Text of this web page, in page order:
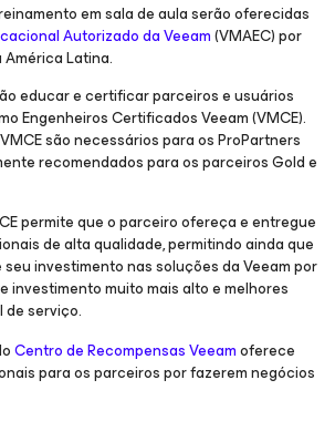
em sala de aula serão oferecidas
Autorizado da Veeam(VMAEC) por
Latina.
educar e certificar parceiros e usuários
Engenheiros Certificados Veeam (VMCE).
são necessários para os ProPartners
recomendados para os parceiros Gold e
permite que o parceiro ofereça e entregue
de alta qualidade, permitindo ainda que
investimento nas soluções da Veeam por
investimento muito mais alto e melhores
de serviço.
Centro de Recompensas Veeamoferece
para os parceiros por fazerem negócios